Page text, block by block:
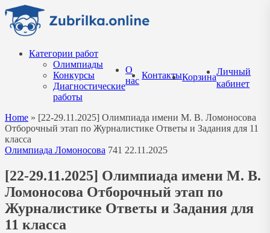
Перейти
содержанию
Категории работ
Олимпиады
Конкурсы
Диагностические
работы
О
нас
КонтактыКорзина
Личный
кабинет
Home » [22-29.11.2025] Олимпиада имени М. В. Ломоносова
Отборочный этап по Журналистике Ответы и Задания для 11
класса
Олимпиада Ломоносова 741 22.11.2025
[22-29.11.2025] Олимпиада имени М. В.
Ломоносова Отборочный этап по
Журналистике Ответы и Задания для
11 класса